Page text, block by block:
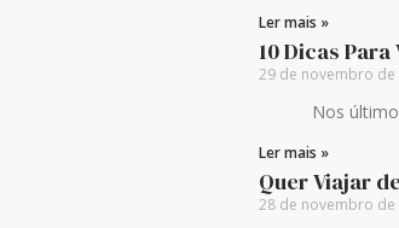
Ler mais »
10 Dicas
29 de novembro de
Nos últimos
Ler mais »
Quer Viajar
28 de novembro de